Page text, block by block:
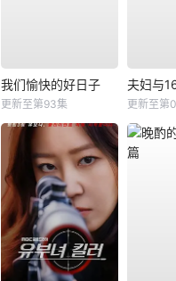
我们愉快的好日子
更新至第93集 更新至第